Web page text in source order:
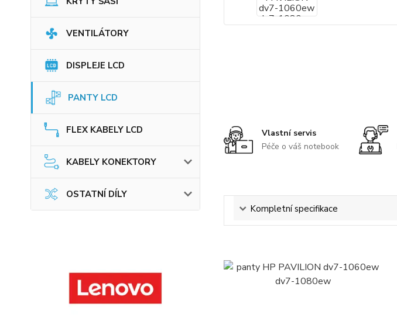
VENTILÁTORY
DISPLEJE LCD
PANTY LCD
FLEX KABELY LCD
KABELY KONEKTORY
OSTATNÍ DÍLY
Vlastní servis
Péče o váš notebook
Kompletní specifikace